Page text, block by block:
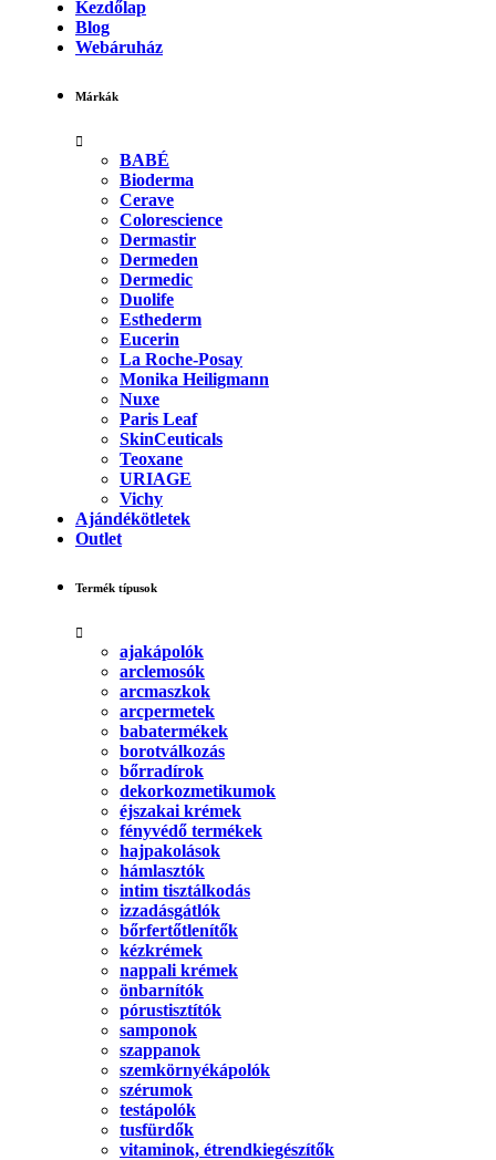
Kezdőlap
Blog
Webáruház
Márkák
BABÉ
Bioderma
Cerave
Colorescience
Dermastir
Dermeden
Dermedic
Duolife
Esthederm
Eucerin
La Roche-Posay
Monika Heiligmann
Nuxe
Paris Leaf
SkinCeuticals
Teoxane
URIAGE
Vichy
Ajándékötletek
Outlet
Termék típusok
ajakápolók
arclemosók
arcmaszkok
arcpermetek
babatermékek
borotválkozás
bőrradírok
dekorkozmetikumok
éjszakai krémek
fényvédő termékek
hajpakolások
hámlasztók
intim tisztálkodás
izzadásgátlók
bőrfertőtlenítők
kézkrémek
nappali krémek
önbarnítók
pórustisztítók
samponok
szappanok
szemkörnyékápolók
szérumok
testápolók
tusfürdők
vitaminok, étrendkiegészítők